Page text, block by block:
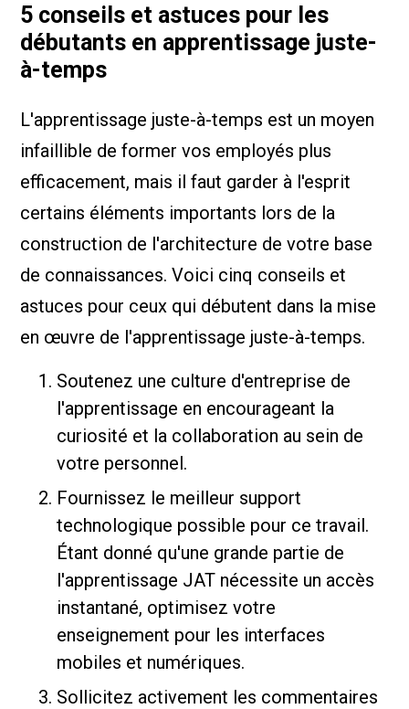
5 conseils et astuces pour les
débutants en apprentissage juste-
à-temps
L'apprentissage juste-à-temps est un moyen
infaillible de former vos employés plus
efficacement, mais il faut garder à l'esprit
certains éléments importants lors de la
construction de l'architecture de votre base
de connaissances. Voici cinq conseils et
astuces pour ceux qui débutent dans la mise
en œuvre de l'apprentissage juste-à-temps.
Soutenez une culture d'entreprise de
l'apprentissage en encourageant la
curiosité et la collaboration au sein de
votre personnel.
Fournissez le meilleur support
technologique possible pour ce travail.
Étant donné qu'une grande partie de
l'apprentissage JAT nécessite un accès
instantané, optimisez votre
enseignement pour les interfaces
mobiles et numériques.
Sollicitez activement les commentaires